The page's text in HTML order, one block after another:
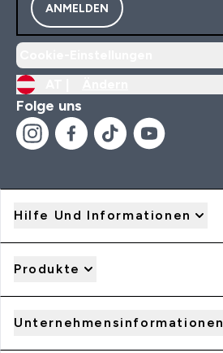
ANMELDEN
Folge uns
Hilfe Und Informationen
Produkte
Unternehmensinformationen